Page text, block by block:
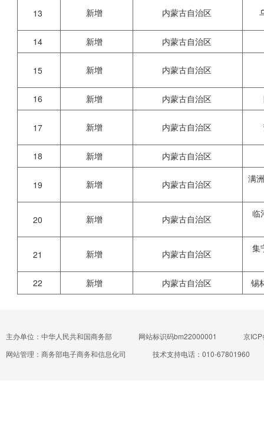
13 新增 内蒙古自治区
14 新增 内蒙古自治区
15 新增 内蒙古自治区
16 新增 内蒙古自治区
17 新增 内蒙古自治区
18 新增 内蒙古自治区
19 新增 内蒙古自治区 满
20 新增 内蒙古自治区 临
21 新增 内蒙古自治区 集
22 新增 内蒙古自治区 锡
主办单位：中华人民共和国商务部 网站标识码bm22000001
京
网站管理：商务部电子商务和信息化司
技术支持电话：010-67801960